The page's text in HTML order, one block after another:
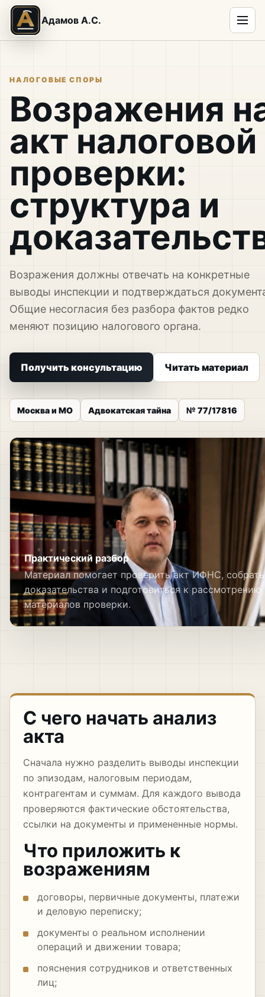
Адамов А.С.
НАЛОГОВЫЕ СПОРЫ
Возражения
акт налоговой
проверки:
структура и
Возражения должны отвечать на конкретные
выводы инспекции и подтверждаться
Общие несогласия без разбора фактов редко
меняют позицию налогового органа.
Получить консультацию Читать материал
Москва и МО Адвокатская тайна № 77/17816
Практический разбор
Материал помогает проверить акт ИФНС, собрать
доказательства и подготовиться к рассмотрению
материалов проверки.
С чего начать анализ
акта
Сначала нужно разделить выводы инспекции
по эпизодам, налоговым периодам,
контрагентам и суммам. Для каждого вывода
проверяются фактические обстоятельства,
ссылки на документы и примененные нормы.
Что приложить к
возражениям
договоры, первичные документы, платежи
и деловую переписку;
документы о реальном исполнении
операций и движении товара;
пояснения сотрудников и ответственных
лиц;